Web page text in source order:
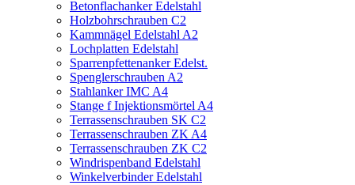
Betonflachanker Edelstahl
Holzbohrschrauben C2
Kammnägel Edelstahl A2
Lochplatten Edelstahl
Sparrenpfettenanker Edelst.
Spenglerschrauben A2
Stahlanker IMC A4
Stange f Injektionsmörtel A4
Terrassenschrauben SK C2
Terrassenschrauben ZK A4
Terrassenschrauben ZK C2
Windrispenband Edelstahl
Winkelverbinder Edelstahl